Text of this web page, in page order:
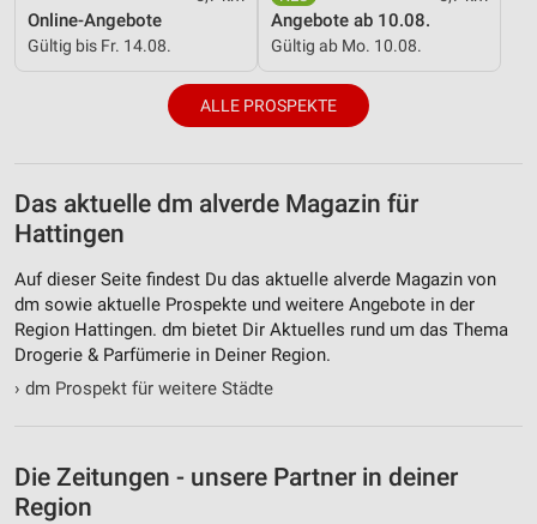
Online-Angebote
Gültig bis Fr. 14.08.
Angebote ab 10.08.
Gültig ab Mo. 10.08.
ALLE PROSPEKTE
Das aktuelle dm alverde Magazin für
Hattingen
Auf dieser Seite findest Du das aktuelle alverde Magazin von
dm sowie aktuelle Prospekte und weitere Angebote in der
Region Hattingen. dm bietet Dir Aktuelles rund um das Thema
Drogerie & Parfümerie in Deiner Region.
› dm Prospekt für weitere Städte
Die Zeitungen - unsere Partner in deiner
Region
Notwendig